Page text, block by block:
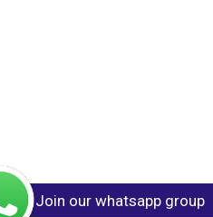
Join our whatsapp group